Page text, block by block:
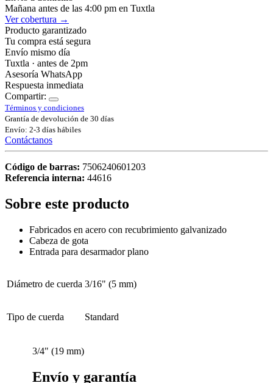
Mañana antes de las 4:00 pm en Tuxtla
Ver cobertura →
Producto garantizado
Tu compra está segura
Envío mismo día
Tuxtla · antes de 2pm
Asesoría WhatsApp
Respuesta inmediata
Compartir:
Términos y condiciones
Grantía de devolución de 30 días
Envío: 2-3 días hábiles
Contáctanos
Código de barras: 7506240601203
Referencia interna: 44616
Sobre este producto
Fabricados en acero con recubrimiento galvanizado
Cabeza de gota
Entrada para desarmador plano
Diámetro de cuerda 3/16" (5 mm)
Tipo de cuerda Standard
3/4" (19 mm)
Envío y garantía